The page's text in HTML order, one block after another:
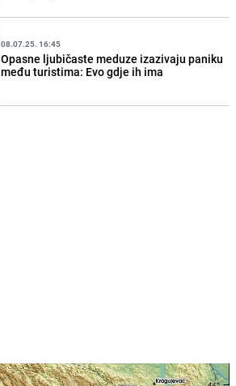
08.07.25. 16:45
Opasne ljubičaste meduze izazivaju paniku
među turistima: Evo gdje ih ima